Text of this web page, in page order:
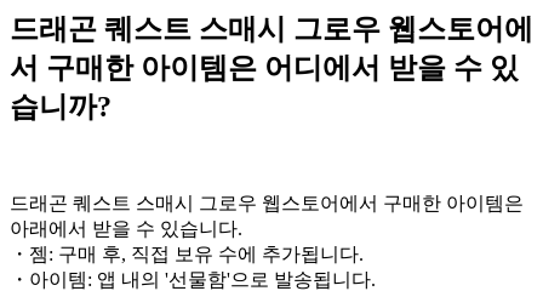
드래곤 퀘스트 스매시 그로우 웹스토어에
서 구매한 아이템은 어디에서 받을 수 있
습니까?
드래곤 퀘스트 스매시 그로우 웹스토어에서 구매한 아이템은
아래에서 받을 수 있습니다.
・젬: 구매 후, 직접 보유 수에 추가됩니다.
・아이템: 앱 내의 '선물함'으로 발송됩니다.